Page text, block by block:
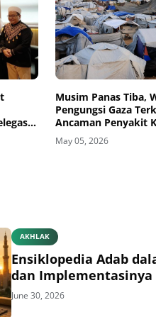
Musim Panas Tiba,
Pengungsi Gaza
Ancaman Penyakit
May 05, 2026
AKHLAK
Ensiklopedia Adab
dan
June 30, 2026